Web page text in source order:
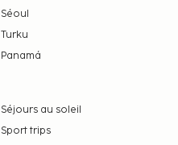
Séoul
Turku
Panamá
Séjours au soleil
Sport trips